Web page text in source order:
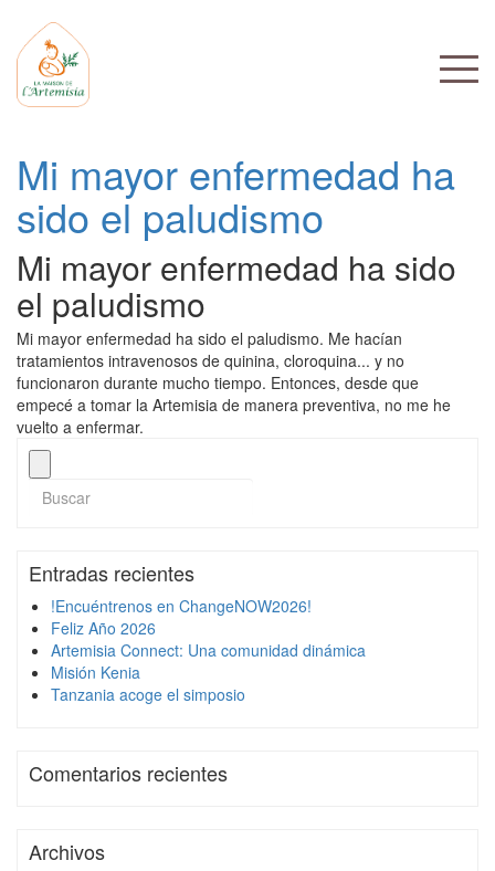
Mi mayor enfermedad ha
sido el paludismo
Mi mayor enfermedad ha sido
el paludismo
Mi mayor enfermedad ha sido el paludismo. Me hacían
tratamientos intravenosos de quinina, cloroquina... y no
funcionaron durante mucho tiempo. Entonces, desde que
empecé a tomar la Artemisia de manera preventiva, no me he
vuelto a enfermar.
Entradas recientes
!Encuéntrenos en ChangeNOW2026!
Feliz Año 2026
Artemisia Connect: Una comunidad dinámica
Misión Kenia
Tanzania acoge el simposio
Comentarios recientes
Archivos